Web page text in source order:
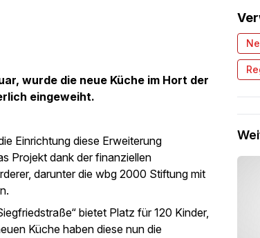
wurde die neue Küche im Hort der
eingeweiht.
Einrichtung diese Erweiterung
Projekt dank der finanziellen
darunter die wbg 2000 Stiftung mit
bietet Platz für 120 Kinder,
Küche haben diese nun die